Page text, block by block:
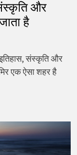
और
है
संस्कृति और
एक ऐसा शहर है